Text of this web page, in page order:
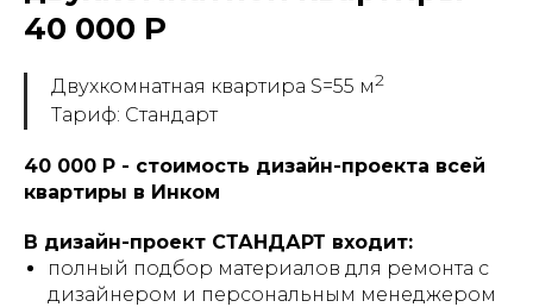
40 000 Р
Двухкомнатная квартира S=55 м2
Тариф: Стандарт
40 000 Р - стоимость дизайн-проекта всей
квартиры в Инком
В дизайн-проект СТАНДАРТ входит:
полный подбор материалов для ремонта с
дизайнером и персональным менеджером